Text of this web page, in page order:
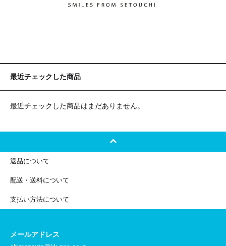
最近チェックした商品
最近チェックした商品はまだありません。
返品について
配送・送料について
支払い方法について
メールアドレス